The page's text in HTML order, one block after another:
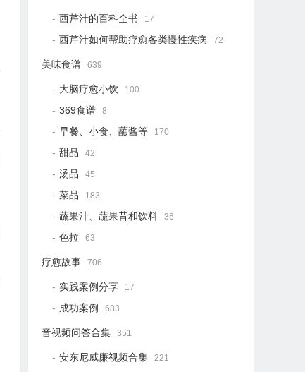
西芹汁的百科全书 17
西芹汁如何帮助疗愈各类慢性疾病 72
美味食谱 639
大脑疗愈小饮 100
369食谱 8
早餐、小食、蘸酱等 170
甜品 42
汤品 45
菜品 183
蔬果汁、蔬果昔和饮料 36
色拉 63
疗愈故事 706
实践案例分享 17
成功案例 683
音视频问答合集 351
安东尼威廉视频合集 221